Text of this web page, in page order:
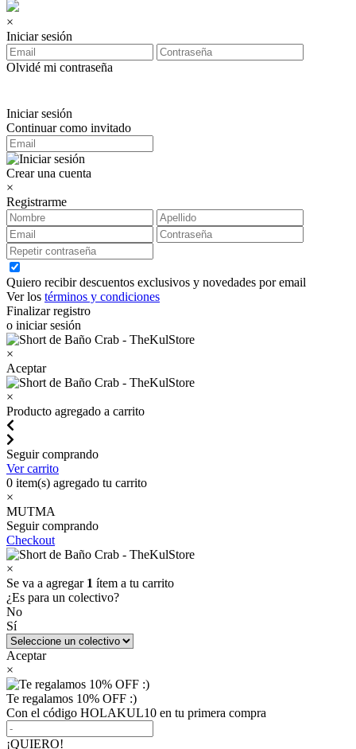
×
Iniciar sesión
Olvidé mi contraseña
Iniciar sesión
Continuar como invitado
Crear una cuenta
×
Registrarme
Quiero recibir descuentos exclusivos y novedades por email
Ver los términos y condiciones
Finalizar registro
o iniciar sesión
×
Aceptar
×
Producto agregado a carrito
Seguir comprando
Ver carrito
0 item(s) agregado tu carrito
×
MUTMA
Seguir comprando
Checkout
×
Se va a agregar 1 ítem a tu carrito
¿Es para un colectivo?
No
Sí
Aceptar
×
Te regalamos 10% OFF :)
Con el código HOLAKUL10 en tu primera compra
¡QUIERO!